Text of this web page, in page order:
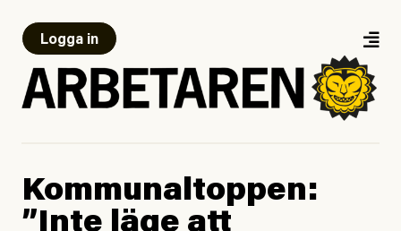
Logga in
Kommunaltoppen: